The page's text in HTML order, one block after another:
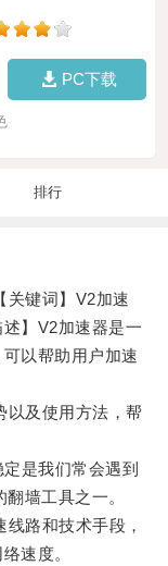
PC下载
排行
键词】V2加速
】V2加速器是一
以帮助用户加速
及使用方法，帮
是我们常会遇到
墙工具之一。
路和技术手段，
速度。